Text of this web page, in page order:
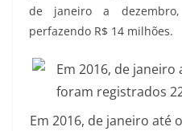
de janeiro a
perfazendo R$ 14 milhões.
Em 2016, de janeiro até